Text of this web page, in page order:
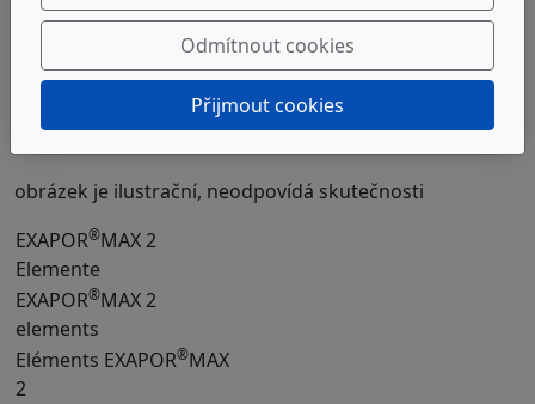
Popis produktu
Produkty v kategorii
obrázek je ilustrační, neodpovídá skutečnosti
EXAPOR®MAX 2
Elemente
EXAPOR®MAX 2
elements
Eléments EXAPOR®MAX
2
Odmítnout cookies
Přijmout cookies